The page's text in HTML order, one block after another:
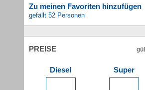
Zu meinen Favoriten hinzufügen
gefällt 52 Personen
PREISE
Diesel Super